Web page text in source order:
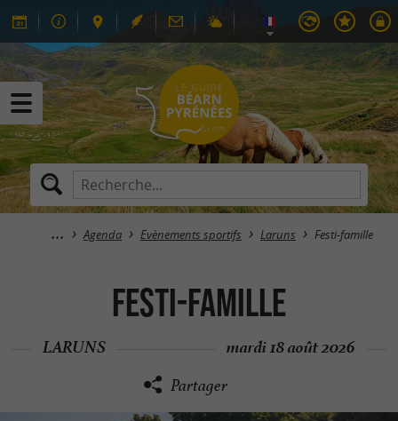
Agenda Evènements sportifs Laruns Festi-famille
Festi-famille
LARUNS mardi 18 août 2026
Partager